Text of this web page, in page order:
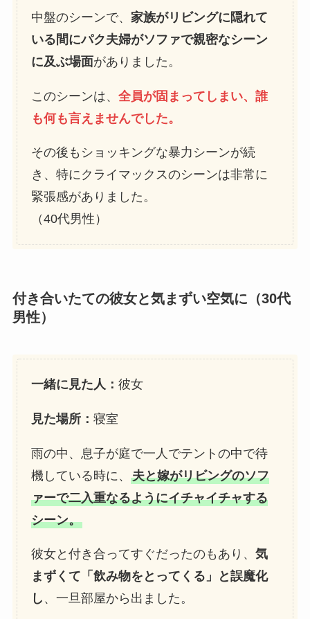
中盤のシーンで、 家族がリビングに隠れて
いる間にパク夫婦がソファで親密なシーン
に及ぶ場面がありました。
このシーンは、 全員が固まってしまい、誰
も何も言えませんでした。
その後もショッキングな暴力シーンが続
き、特にクライマックスのシーンは非常に
緊張感がありました。
（40代男性）
付き合いたての彼女と気まずい空気に（30代
男性）
一緒に見た人： 彼女
見た場所： 寝室
雨の中、息子が庭で一人でテントの中で待
機している時に、 夫と嫁がリビングのソフ
ァーで二入重なるようにイチャイチャする
シーン。
彼女と付き合ってすぐだったのもあり、 気
まずくて「飲み物をとってくる」と誤魔化
し 、一旦部屋から出ました。